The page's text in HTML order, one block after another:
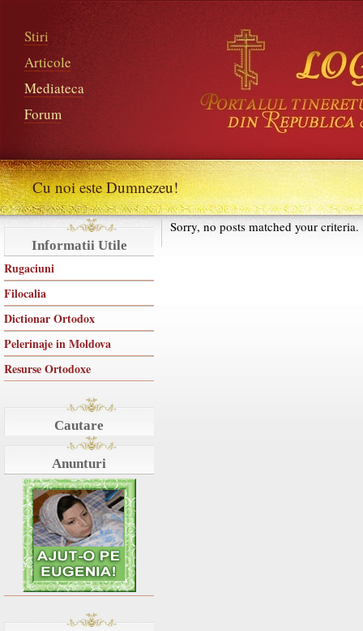
Stiri
Articole
Mediateca
Forum
Cu noi este Dumnezeu!
Informatii Utile
Rugaciuni
Filocalia
Dictionar Ortodox
Pelerinaje in Moldova
Resurse Ortodoxe
Cautare
Anunturi
Sorry, no posts matched your criteria.